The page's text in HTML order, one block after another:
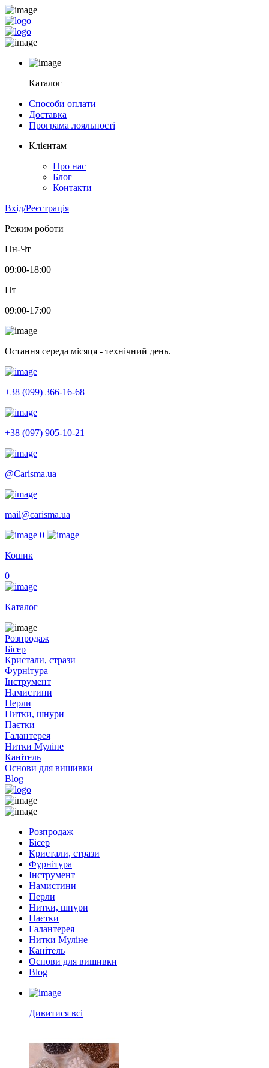
Каталог
Способи оплати
Доставка
Програма лояльності
Клієнтам
Про нас
Блог
Контакти
Вхід/Реєстрація
Режим роботи
Пн-Чт
09:00-18:00
Пт
09:00-17:00
Остання середа місяця - технічний день.
+38 (099) 366-16-68
+38 (097) 905-10-21
@Carisma.ua
mail@carisma.ua
0
Кошик
0
Каталог
Розпродаж
Бісер
Кристали, стрази
Фурнітура
Інструмент
Намистини
Перли
Нитки, шнури
Паєтки
Галантерея
Нитки Муліне
Канітель
Основи для вишивки
Blog
Розпродаж
Бісер
Кристали, стрази
Фурнітура
Інструмент
Намистини
Перли
Нитки, шнури
Паєтки
Галантерея
Нитки Муліне
Канітель
Основи для вишивки
Blog
Дивитися всі